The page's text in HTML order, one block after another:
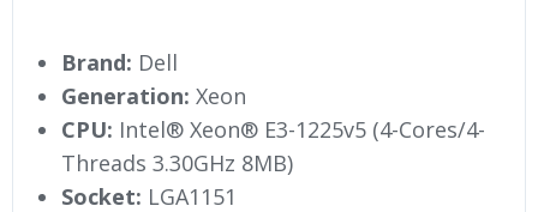
Brand: Dell
Generation: Xeon
CPU: Intel® Xeon® E3-1225v5 (4-Cores/4-
Threads 3.30GHz 8MB)
Socket: LGA1151